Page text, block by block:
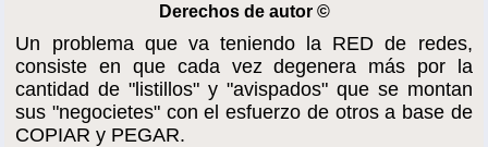
Derechos de autor ©
Un problema que va teniendo la RED de redes,
consiste en que cada vez degenera más por la
cantidad de "listillos" y "avispados" que se montan
sus "negocietes" con el esfuerzo de otros a base de
COPIAR y PEGAR.